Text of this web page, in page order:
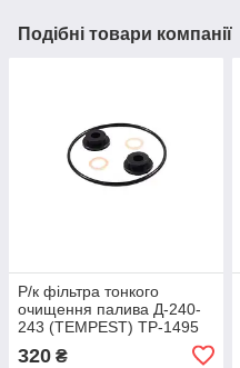
Подібні товари компанії
Р/к фільтра тонкого
очищення палива Д-240-
243 (TEMPEST) TP-1495
320 ₴